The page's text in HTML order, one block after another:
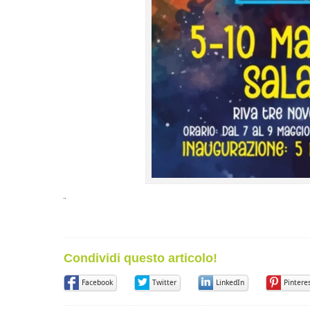
Condividi questo articolo!
Facebook Twitter LinkedIn